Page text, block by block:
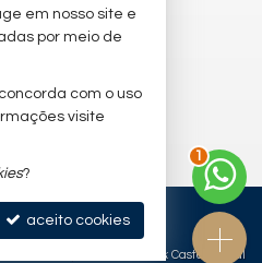
de Privacidade
Site para imobiliárias: Castel Digital
1
em nosso site e
por meio de
com o uso
visite
?
aceito cookies